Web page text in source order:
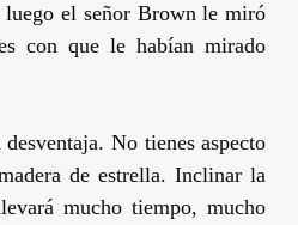
el señor Brown le miró
con que le habían mirado
No tienes aspecto
de estrella. Inclinar la
mucho tiempo, mucho